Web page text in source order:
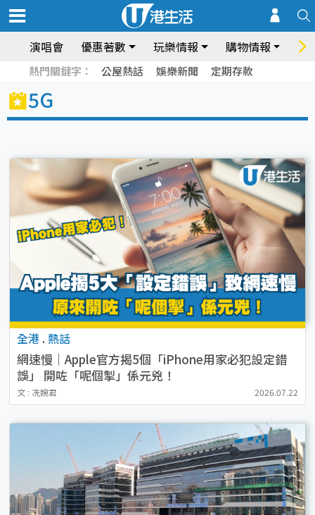
演唱會 優惠著數 玩樂情報 購物情報 飲
熱門關鍵字： 公屋熱話 娛樂新聞 定期存款
5G
全港 . 熱話
網速慢｜Apple官方揭5個「iPhone用家必犯設定錯
誤」 開咗「呢個掣」係元兇！
文 : 冼婉君 2026.07.22